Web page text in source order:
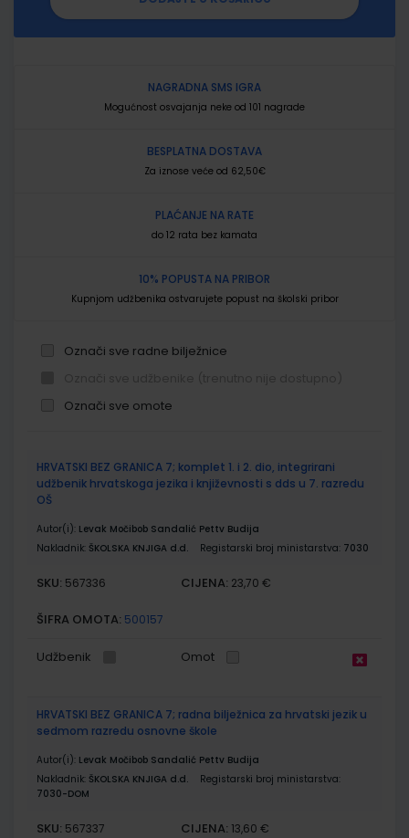
NAGRADNA SMS IGRA
Mogućnost osvajanja neke od 101 nagrade
BESPLATNA DOSTAVA
Za iznose veće od 62,50€
PLAĆANJE NA RATE
do 12 rata bez kamata
10% POPUSTA NA PRIBOR
Kupnjom udžbenika ostvarujete popust na školski pribor
Označi sve radne bilježnice
Označi sve omote
proizvodi
HRVATSKI BEZ GRANICA 7; komplet 1. i 2. dio, integrirani
udžbenik hrvatskoga jezika i književnosti s dds u 7. razredu
OŠ
Autor(i): Levak Močibob Sandalić Pettv Budija
Nakladnik: ŠKOLSKA KNJIGA d.d. Registarski broj ministarstva: 7030
SKU: 567336 CIJENA: 23,70 €
ŠIFRA OMOTA: 500157
Udžbenik Omot
HRVATSKI BEZ GRANICA 7; radna bilježnica za hrvatski jezik u
sedmom razredu osnovne škole
Autor(i): Levak Močibob Sandalić Pettv Budija
Nakladnik: ŠKOLSKA KNJIGA d.d.
Registarski broj ministarstva:
7030-DOM
SKU: 567337 CIJENA: 13,60 €